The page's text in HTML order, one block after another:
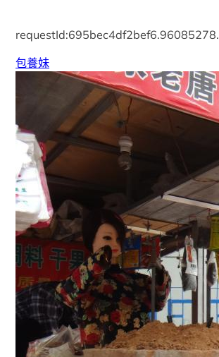
requestId:695bec4df2bef6.96085278.
包養妹